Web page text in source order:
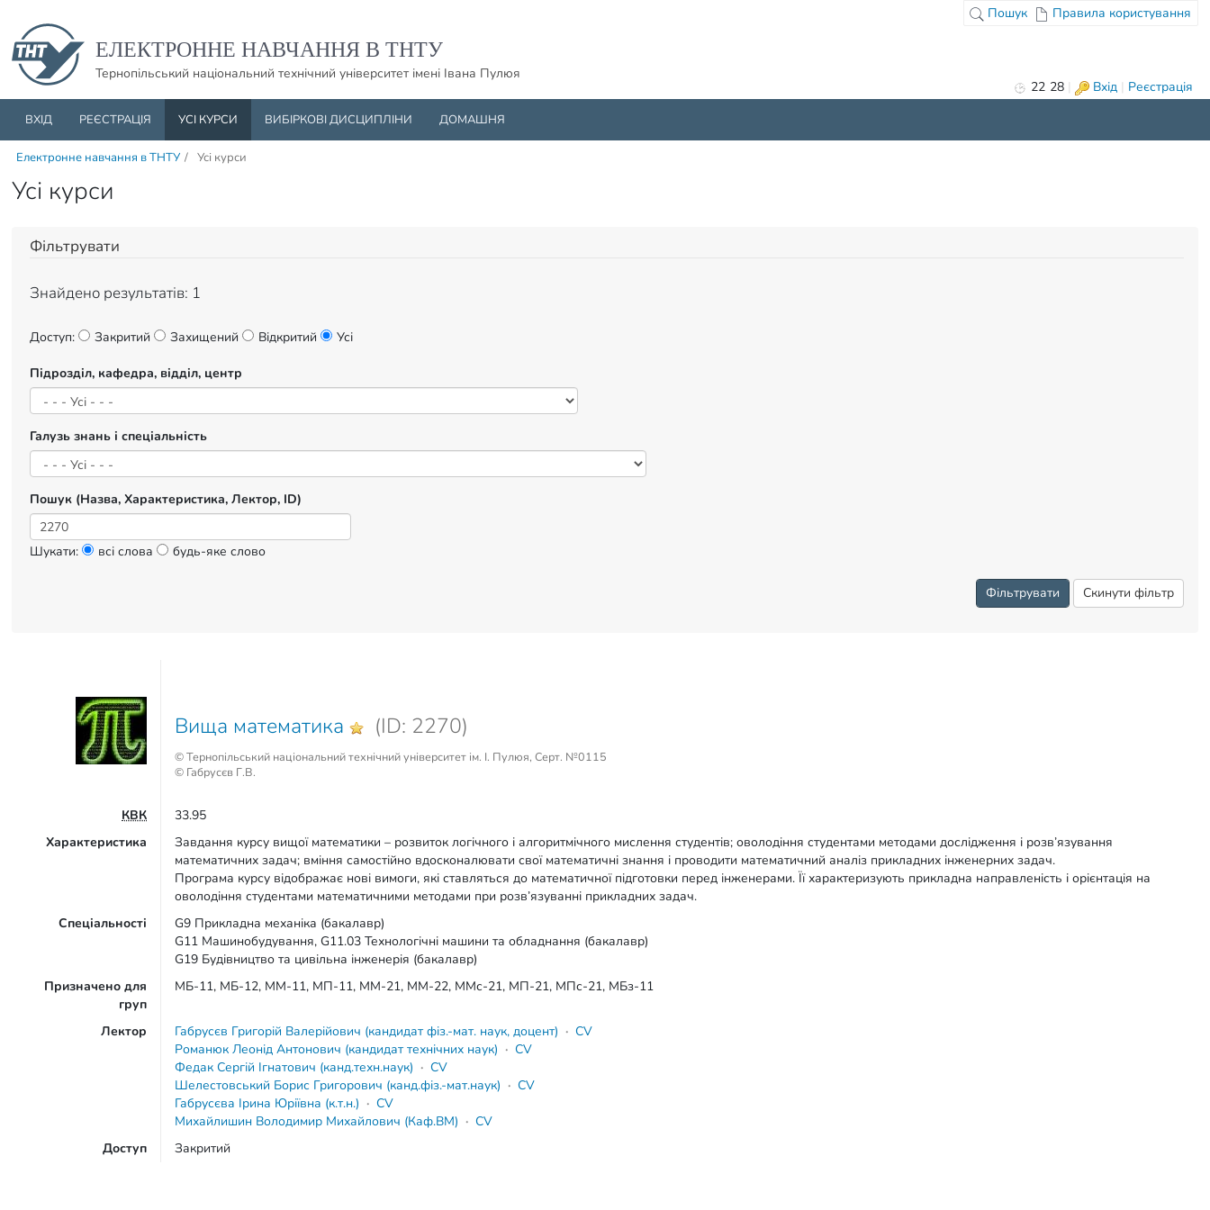
ЕЛЕКТРОННЕ НАВЧАННЯ В ТНТУ
Тернопільський національний технічний університет імені Івана Пулюя
Пошук Правила користування
22 28 | Вхід| Реєстрація
ВХІД РЕЄСТРАЦІЯ УСІ КУРСИ ВИБІРКОВІ ДИСЦИПЛІНИ ДОМАШНЯ
Електронне навчання в ТНТУ / Усі курси
Усі курси
Фільтрувати
Знайдено результатів: 1
Доступ: Закритий Захищений Відкритий Усі
Підрозділ, кафедра, відділ, центр
Галузь знань і спеціальність
Пошук (Назва, Характеристика, Лектор, ID)
Шукати: всі слова будь-яке слово
Вища математика (ID: 2270)
© Тернопільський національний технічний університет ім. І. Пулюя, Серт. №0115
© Габрусєв Г.В.
КВК
33.95
Характеристика
Завдання курсу вищої математики – розвиток логічного і алгоритмічного мислення студентів; оволодіння студентами методами дослідження і розв’язування
математичних задач; вміння самостійно вдосконалювати свої математичні знання і проводити математичний аналіз прикладних інженерних задач.
Програма курсу відображає нові вимоги, які ставляться до математичної підготовки перед інженерами. Її характеризують прикладна направленість і орієнтація на
оволодіння студентами математичними методами при розв’язуванні прикладних задач.
Спеціальності
G9 Прикладна механіка (бакалавр)
G11 Машинобудування, G11.03 Технологічні машини та обладнання (бакалавр)
G19 Будівництво та цивільна інженерія (бакалавр)
Призначено для
груп
МБ-11, МБ-12, ММ-11, МП-11, ММ-21, ММ-22, ММс-21, МП-21, МПс-21, МБз-11
Лектор Габрусєв Григорій Валерійович (кандидат фіз.-мат. наук, доцент) · CV
Романюк Леонід Антонович (кандидат технічних наук) · CV
Федак Сергій Ігнатович (канд.техн.наук) · CV
Шелестовський Борис Григорович (канд.фіз.-мат.наук) · CV
Габрусєва Ірина Юріївна (к.т.н.) · CV
Михайлишин Володимир Михайлович (Каф.ВМ) · CV
Доступ
Закритий